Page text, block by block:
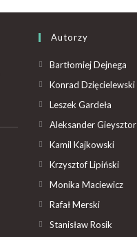
Autorzy
Bartłomiej Dejnega
Konrad Dzięcielewski
Leszek Gardeła
Aleksander Gieysztor
Kamil Kajkowski
Krzysztof Lipiński
Monika Maciewicz
Rafał Merski
Stanisław Rosik